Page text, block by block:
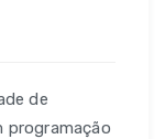
de
programação